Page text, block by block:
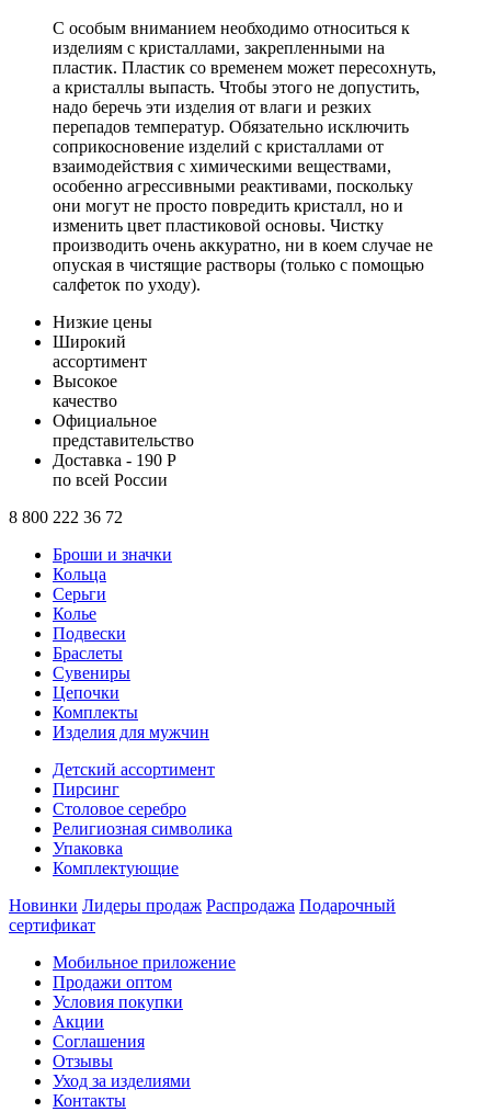
С особым вниманием необходимо относиться к
изделиям с кристаллами, закрепленными на
пластик. Пластик со временем может пересохнуть,
а кристаллы выпасть. Чтобы этого не допустить,
надо беречь эти изделия от влаги и резких
перепадов температур. Обязательно исключить
соприкосновение изделий с кристаллами от
взаимодействия с химическими веществами,
особенно агрессивными реактивами, поскольку
они могут не просто повредить кристалл, но и
изменить цвет пластиковой основы. Чистку
производить очень аккуратно, ни в коем случае не
опуская в чистящие растворы (только с помощью
салфеток по уходу).
Низкие цены
Широкий
ассортимент
Высокое
качество
Официальное
представительство
Доставка - 190 Р
по всей России
8 800 222 36 72
Броши и значки
Кольца
Серьги
Колье
Подвески
Браслеты
Сувениры
Цепочки
Комплекты
Изделия для мужчин
Детский ассортимент
Пирсинг
Столовое серебро
Религиозная символика
Упаковка
Комплектующие
Новинки Лидеры продаж Распродажа Подарочный
сертификат
Мобильное приложение
Продажи оптом
Условия покупки
Акции
Соглашения
Отзывы
Уход за изделиями
Контакты